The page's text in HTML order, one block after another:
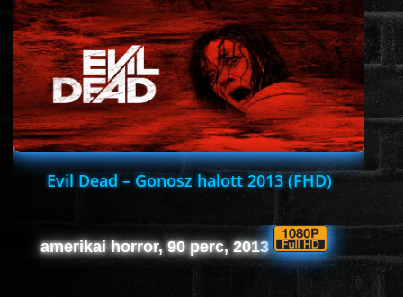
ÉLŐ ADÁSOK (LIVE)
SOROZAT
KARÁCSONYI FILMEK
PC-GAMEEvil Dead – Gonosz halott 2013 (FHD)
amerikai horror, 90 perc, 2013